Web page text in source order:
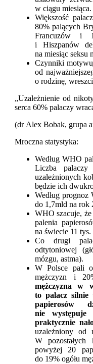
w ciągu miesiąca.
Większość
80% palących
Francuzów i
i Hiszpanów
na miesiąc seksu
Czynniki
od
o rodzinę,
„Uzależnienie od
serca 60% palaczy
(dr Alex Bobak, grupa
Mroczna statystyka:
Według WHO
Liczba
uzależnionych
będzie ich
Według
do 1,7mld na rok
WHO szacuje,
palenia
na świecie 11
Co drugi
odtytoniowej
mózgu, astma).
W Polsce pali
mężczyzn i
mężczyzna w
to palacz silnie
papierosów
nie
praktycznie
uzależniony od
W pozostałych
powyżej 20
do 19% ogółu